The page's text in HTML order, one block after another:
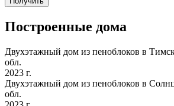
Построенные дома
Двухэтажный дом из пеноблоков в
обл.
2023 г.
Двухэтажный дом из пеноблоков в
обл.